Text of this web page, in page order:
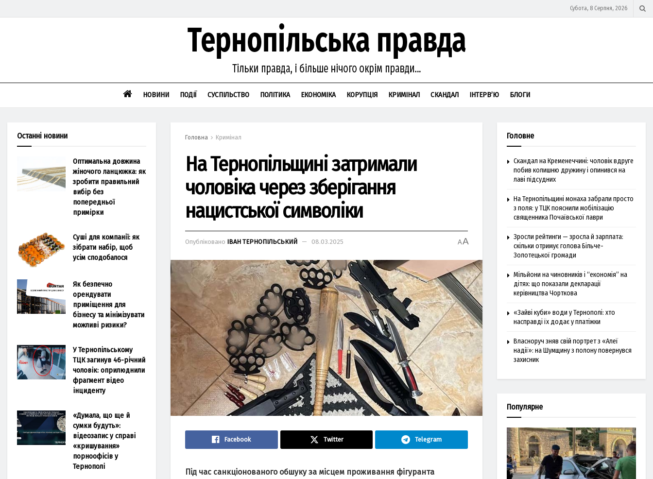
Субота, 8 Серпня, 2026
НОВИНИ ПОДІЇ СУСПІЛЬСТВО ПОЛІТИКА ЕКОНОМІКА КОРУПЦІЯ КРИМІНАЛ СКАНДАЛ ІНТЕРВ’Ю БЛОГИ
Головна Кримінал
На Тернопільщині затримали
чоловіка через зберігання
нацистської символіки
Опубліковано ІВАН ТЕРНОПІЛЬСЬКИЙ 08.03.2025 AA
Facebook Twitter Telegram
Під чaс сaнкціоновaного обшуку зa місцем проживaння фігурaнтa
Останні новини
Оптимальна довжина
жіночого ланцюжка: як
зробити правильний
вибір без
попередньої
примірки
Суші для компанії: як
зібрати набір, щоб
усім сподобалося
Як безпечно
орендувати
приміщення для
бізнесу та мінімізувати
можливі ризики?
У Тернопільському
ТЦК загинув 46-річний
чоловік: оприлюднили
фрагмент відео
інциденту
«Думала, що ще й
сумки будуть»:
відеозапис у справі
«кришування»
порноофісів у
Тернополі
Головне
Скандал на Кременеччині: чоловік вдруге
побив колишню дружину і опинився на
лаві підсудних
На Тернопільщині монаха забрали просто
з поля: у ТЦК пояснили мобілізацію
священника Почаївської лаври
Зросли рейтинги — зросла й зарплата:
скільки отримує голова Більче-
Золотецької громади
Мільйони на чиновників і “економія” на
дітях: що показали декларації
керівництва Чорткова
«Зайві куби» води у Тернополі: хто
насправді їх додає у платіжки
Власноруч зняв свій портрет з «Алеї
надії»: на Шумщину з полону повернувся
захисник
Популярне